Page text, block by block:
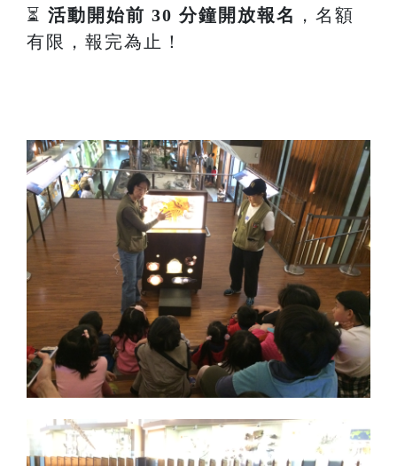
⏳ 活動開始前 30 分鐘開放報名 ，名額
有限，報完為止！